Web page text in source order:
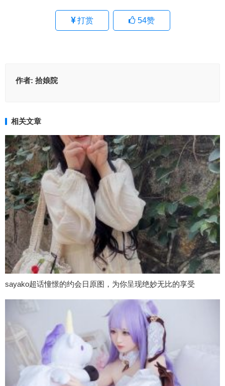
打赏 54赞
作者: 拾娘院
相关文章
sayako超话憧憬的约会日原图，为你呈现绝妙无比的享受